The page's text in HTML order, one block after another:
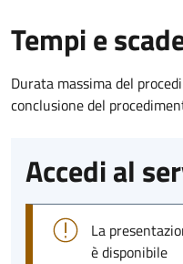
Tempi e
Durata massima del
conclusione del
Accedi al
La
è disponibile